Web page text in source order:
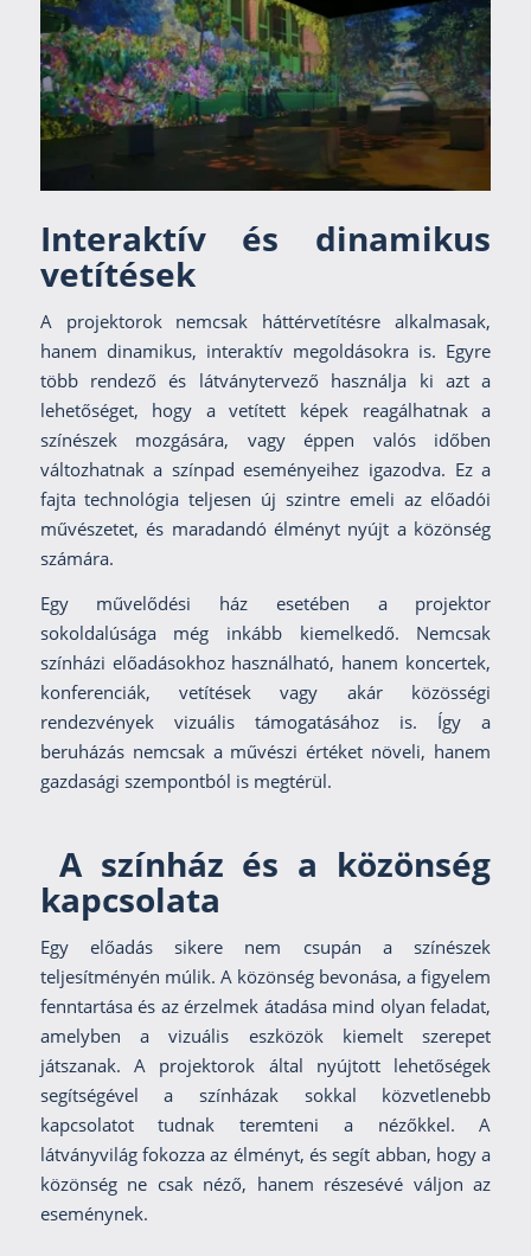
Interaktív és dinamikus
vetítések
A projektorok nemcsak háttérvetítésre alkalmasak,
hanem dinamikus, interaktív megoldásokra is. Egyre
több rendező és látványtervező használja ki azt a
lehetőséget, hogy a vetített képek reagálhatnak a
színészek mozgására, vagy éppen valós időben
változhatnak a színpad eseményeihez igazodva. Ez a
fajta technológia teljesen új szintre emeli az előadói
művészetet, és maradandó élményt nyújt a közönség
számára.
Egy művelődési ház esetében a projektor
sokoldalúsága még inkább kiemelkedő. Nemcsak
színházi előadásokhoz használható, hanem koncertek,
konferenciák, vetítések vagy akár közösségi
rendezvények vizuális támogatásához is. Így a
beruházás nemcsak a művészi értéket növeli, hanem
gazdasági szempontból is megtérül.
A színház és a közönség
kapcsolata
Egy előadás sikere nem csupán a színészek
teljesítményén múlik. A közönség bevonása, a figyelem
fenntartása és az érzelmek átadása mind olyan feladat,
amelyben a vizuális eszközök kiemelt szerepet
játszanak. A projektorok által nyújtott lehetőségek
segítségével a színházak sokkal közvetlenebb
kapcsolatot tudnak teremteni a nézőkkel. A
látványvilág fokozza az élményt, és segít abban, hogy a
közönség ne csak néző, hanem részesévé váljon az
eseménynek.